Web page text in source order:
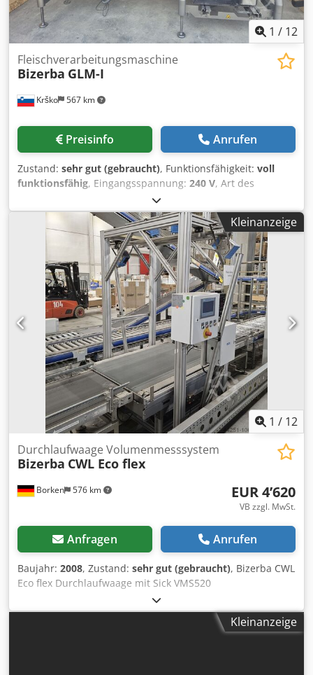
1 / 12
Krško 567 km
Fleischverarbeitungsmaschine
Bizerba GLM-I
Preisinfo Anrufen
Zustand: sehr gut (gebraucht), Funktionsfähigkeit: voll
funktionsfähig, Eingangsspannung: 240 V, Art des
Gleichstrom (DC)
Zwei Etikettierlinien (2x). Etikettierung. Produktgewicht ab
150 g, Betriebsdruck 6 bar. Eigene Waage –
Produktverwiegung. Wir sprechen Englisch, Deutsch und
ex-jugoslawische Sprachen. Kontakt auch über WhatsApp
möglich. Crsdpfx Ageyvd T Eelof
Kleinanzeige
1 / 12
Borken 576 km
Durchlaufwaage Volumenmesssystem
Bizerba CWL Eco flex
EUR 4’620
VB zzgl. MwSt.
Anfragen Anrufen
Baujahr: 2008, Zustand: sehr gut (gebraucht), Bizerba CWL
Eco flex Durchlaufwaage mit Sick VMS520
Volumenmesssystem Bizerba CWL Eco flex Durchlaufwaage
Dynamische Gewichtserfassung mit Volumenbestimmung
Der CWL Eco flex lässt sich nahezu mühelos in bestehende
Kleinanzeige